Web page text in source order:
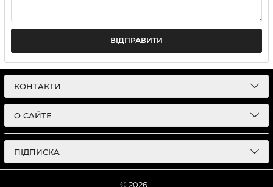
ВІДПРАВИТИ
КОНТАКТИ
О САЙТЕ
ПІДПИСКА
© 2026